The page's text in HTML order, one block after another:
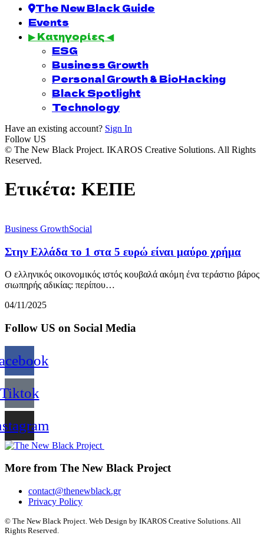
The New Black Guide
Events
▶ Κατηγορίες ◀
ESG
Business Growth
Personal Growth & BioHacking
Black Spotlight
Technology
Have an existing account? Sign In
Follow US
© The New Black Project. IKAROS Creative Solutions. All Rights
Reserved.
Ετικέτα: ΚΕΠΕ
Business GrowthSocial
Στην Ελλάδα το 1 στα 5 ευρώ είναι μαύρο χρήμα
Ο ελληνικός οικονομικός ιστός κουβαλά ακόμη ένα τεράστιο βάρος
σιωπηρής αδικίας: περίπου…
04/11/2025
Follow US on Social Media
Tiktok
More from The New Black Project
contact@thenewblack.gr
Privacy Policy
© The New Black Project. Web Design by IKAROS Creative Solutions. All
Rights Reserved.